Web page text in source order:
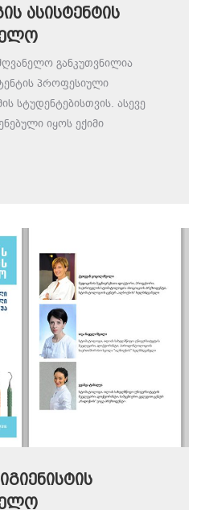
ასისტენტის
განკუთვნილია
პროფესიული
სტუდენტებისთვის. ასევე
იყოს ექიმი